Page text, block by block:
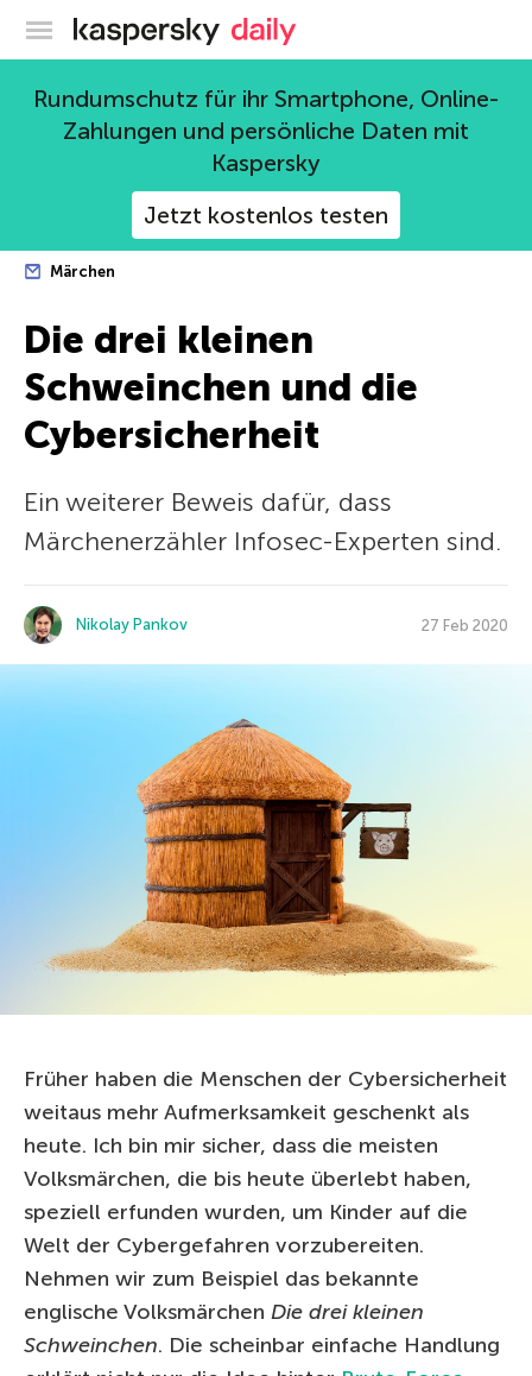
Offizieller Blog von Kaspersky
Rundumschutz für ihr Smartphone, Online-
Zahlungen und persönliche Daten mit
Kaspersky
Jetzt kostenlos testen
Märchen
Die drei kleinen
Schweinchen und die
Cybersicherheit
Ein weiterer Beweis dafür, dass
Märchenerzähler Infosec-Experten sind.
Nikolay Pankov 27 Feb 2020
Früher haben die Menschen der Cybersicherheit
weitaus mehr Aufmerksamkeit geschenkt als
heute. Ich bin mir sicher, dass die meisten
Volksmärchen, die bis heute überlebt haben,
speziell erfunden wurden, um Kinder auf die
Welt der Cybergefahren vorzubereiten.
Nehmen wir zum Beispiel das bekannte
englische Volksmärchen Die drei kleinen
Schweinchen. Die scheinbar einfache Handlung